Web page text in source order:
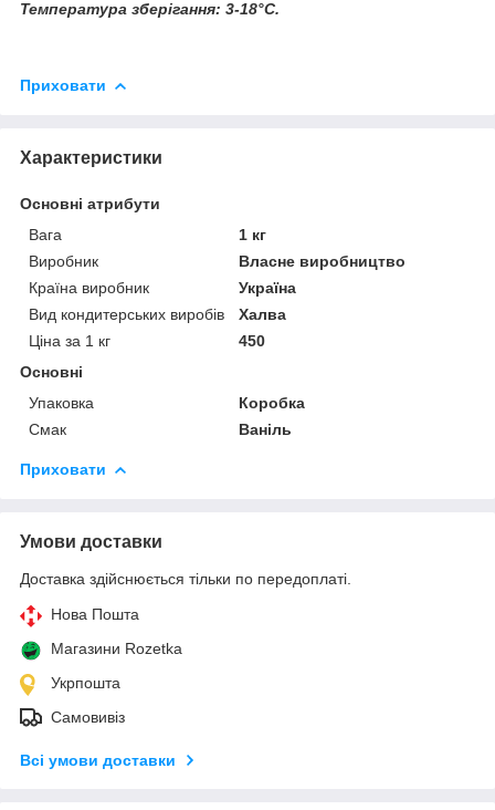
Температура зберігання: 3-18°C.
Приховати
Характеристики
Основні атрибути
Вага
1 кг
Виробник
Власне виробництво
Країна виробник
Україна
Вид кондитерських виробів
Халва
Ціна за 1 кг
450
Основні
Упаковка
Коробка
Смак
Ваніль
Приховати
Умови доставки
Доставка здійснюється тільки по передоплаті.
Нова Пошта
Магазини Rozetka
Укрпошта
Самовивіз
Всі умови доставки